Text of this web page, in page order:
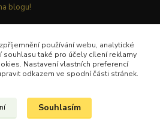
blogu!
používání webu, analytické
souhlasu také pro účely cílení reklamy
Nastavení vlastních preferencí
odkazem ve spodní části stránek.
Souhlasím